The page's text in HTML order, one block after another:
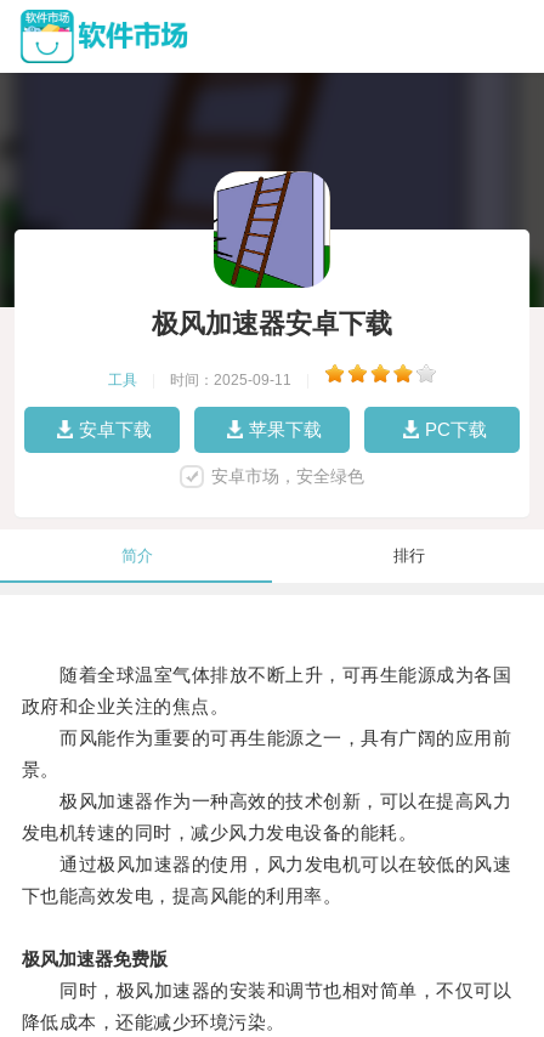
极风加速器安卓下载
工具 时间：2025-09-11
安卓下载 苹果下载 PC下载
安卓市场，安全绿色
简介 排行
随着全球温室气体排放不断上升，可再生能源成为各国
政府和企业关注的焦点。
而风能作为重要的可再生能源之一，具有广阔的应用前
景。
极风加速器作为一种高效的技术创新，可以在提高风力
发电机转速的同时，减少风力发电设备的能耗。
通过极风加速器的使用，风力发电机可以在较低的风速
下也能高效发电，提高风能的利用率。
极风加速器免费版
同时，极风加速器的安装和调节也相对简单，不仅可以
降低成本，还能减少环境污染。